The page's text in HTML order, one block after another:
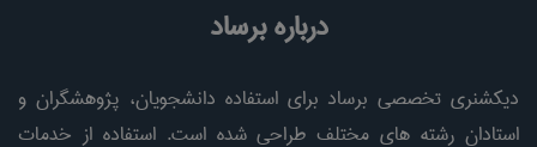
درباره برساد
دیکشنری تخصصی برساد برای استفاده دانشجویان، پژوهشگران و
استادان رشته های مختلف طراحی شده است. استفاده از خدمات